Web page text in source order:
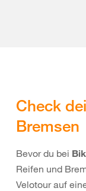
Check
Bremsen
Bevor du bei
Reifen und
Velotour auf